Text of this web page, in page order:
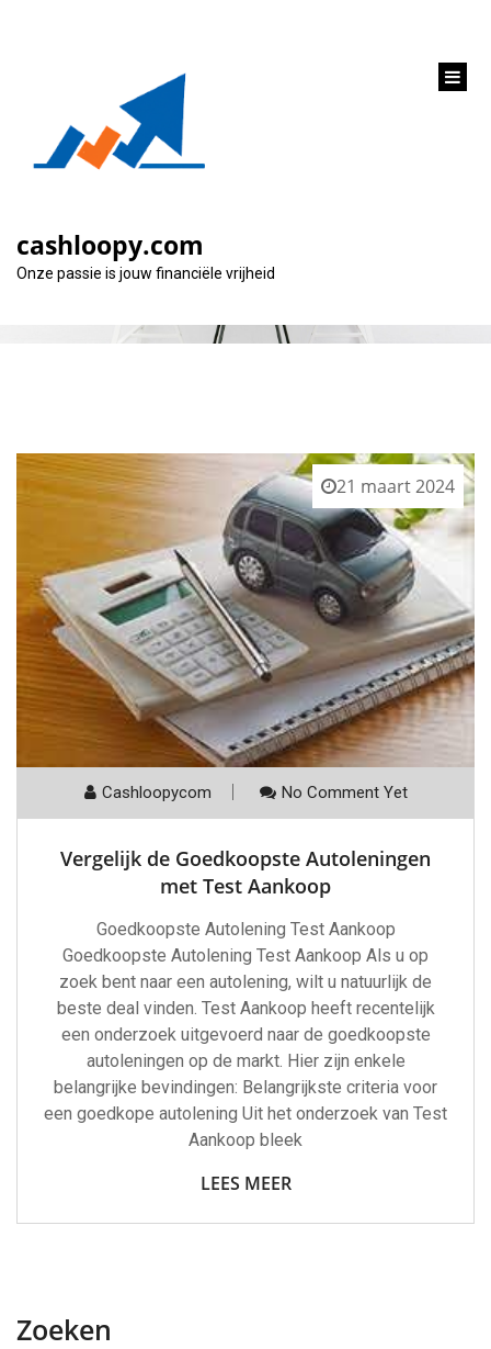
cashloopy.com
Onze passie is jouw financiële vrijheid
Categorie:
21 maart 2024
Cashloopycom No Comment Yet
Vergelijk de Goedkoopste Autoleningen
met Test Aankoop
Goedkoopste Autolening Test Aankoop
Goedkoopste Autolening Test Aankoop Als u op
zoek bent naar een autolening, wilt u natuurlijk de
beste deal vinden. Test Aankoop heeft recentelijk
een onderzoek uitgevoerd naar de goedkoopste
autoleningen op de markt. Hier zijn enkele
belangrijke bevindingen: Belangrijkste criteria voor
een goedkope autolening Uit het onderzoek van Test
Aankoop bleek
LEES MEER
Zoeken